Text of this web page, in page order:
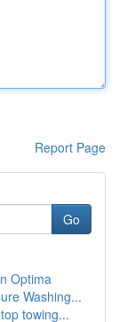
Report Page
Go
Optima
Washing...
towing...